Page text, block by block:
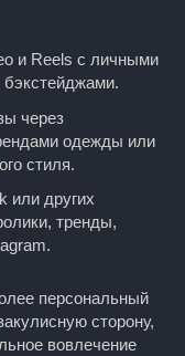
и Reels с личными
бэкстейджами.
через
одежды или
стиля.
или других
тренды,
персональный
сторону,
вовлечение